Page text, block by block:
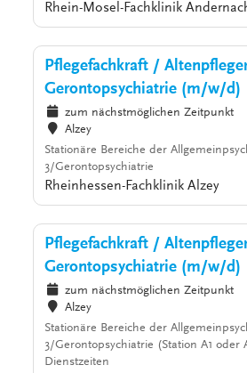
Rhein-Mosel-Fachklinik
Pflegefachkraft /
Gerontopsychiatrie (m/w/d)
zum nächstmöglichen Zeitpunkt
Alzey
Stationäre Bereiche der
3/Gerontopsychiatrie
Rheinhessen-Fachklinik Alzey
Pflegefachkraft /
Gerontopsychiatrie (m/w/d)
zum nächstmöglichen Zeitpunkt
Alzey
Stationäre Bereiche der
3/Gerontopsychiatrie (Station A1 oder
Dienstzeiten